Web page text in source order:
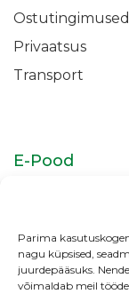
Parima
nagu küpsised,
juurdepääsuks.
võimaldab meil
Ostutingimused
Privaatsus
Transport
E-Pood
Juureravi
Kliiniku tarvikud